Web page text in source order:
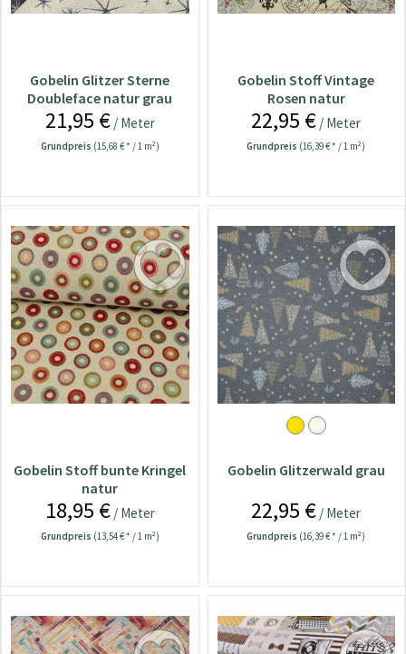
Gobelin Glitzer Sterne
Doubleface natur grau
21,95 €/ Meter
Grundpreis (15,68 € * / 1 m²)
Gobelin Stoff Vintage
Rosen natur
22,95 € / Meter
Grundpreis (16,39 € * / 1 m²)
Gobelin Stoff bunte Kringel
natur
18,95 €/ Meter
Grundpreis (13,54 € * / 1 m²)
Gobelin Glitzerwald grau
22,95 € / Meter
Grundpreis (16,39 € * / 1 m²)